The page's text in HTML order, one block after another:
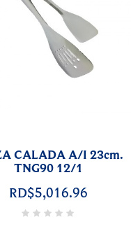
A/I 16.5cm. 16467
6/1
RD$1,216.80